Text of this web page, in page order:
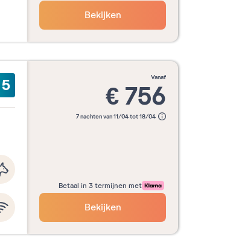
Bekijken
5 vanaf
€ 756
7 nachten van 11/04 tot 18/04
Betaal in 3 termijnen met
Bekijken